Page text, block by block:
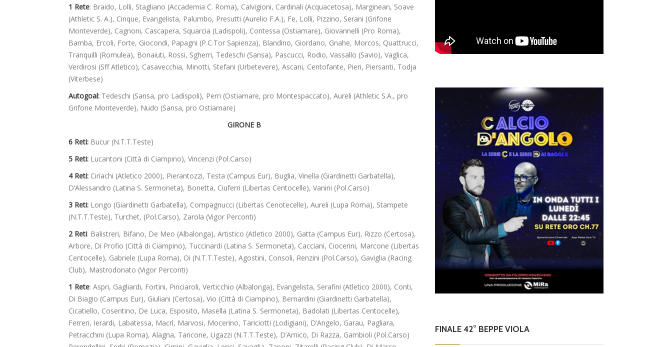
1 Rete: Braido, Lolli, Stagliano (Accademia C. Roma), Calvigioni, Cardinali (Acquacetosa), Marginean, Soave
(Athletic S. A.), Cinque, Evangelista, Palumbo, Presutti (Aurelio F.A.), Fe, Lolli, Pizzino, Serani (Grifone
Monteverde), Cagnoni, Cascapera, Squarcia (Ladispoli), Contessa (Ostiamare), Giovannelli (Pro Roma),
Bamba, Ercoli, Forte, Giocondi, Papagni (P.C.Tor Sapienza), Blandino, Giordano, Gnahe, Morcos, Quattrucci,
Tranquilli (Romulea), Bonaiuti, Rossi, Sgherri, Tedeschi (Sansa), Pascucci, Rodio, Vassallo (Savio), Vaglica,
Verdirosi (Sff Atletico), Casavecchia, Minotti, Stefani (Urbetevere), Ascani, Centofante, Pieri, Piersanti, Todja
(Viterbese)
Autogoal: Tedeschi (Sansa, pro Ladispoli), Perri (Ostiamare, pro Montespaccato), Aureli (Athletic S.A., pro
Grifone Monteverde), Nudo (Sansa, pro Ostiamare)
GIRONE B
6 Reti: Bucur (N.T.T.Teste)
5 Reti: Lucantoni (Città di Ciampino), Vincenzi (Pol.Carso)
4 Reti: Ciriachi (Atletico 2000), Pierantozzi, Testa (Campus Eur), Buglia, Vinella (Giardinetti Garbatella),
D’Alessandro (Latina S. Sermoneta), Bonetta, Ciuferri (Libertas Centocelle), Vanini (Pol.Carso)
3 Reti: Longo (Giardinetti Garbatella), Compagnucci (Libertas Cenotecelle), Aureli (Lupa Roma), Stampete
(N.T.T.Teste), Turchet, (Pol.Carso), Zarola (Vigor Perconti)
2 Reti: Balistreri, Bifano, De Meo (Albalonga), Artistico (Atletico 2000), Gatta (Campus Eur), Rizzo (Certosa),
Arbore, Di Profio (Città di Ciampino), Tuccinardi (Latina S. Sermoneta), Cacciani, Ciocerini, Marcone (Libertas
Centocelle), Gabriele (Lupa Roma), Oi (N.T.T.Teste), Agostini, Consoli, Renzini (Pol.Carso), Gaviglia (Racing
Club), Mastrodonato (Vigor Perconti)
1 Rete: Aspri, Gagliardi, Fortini, Pinciaroli, Verticchio (Albalonga), Evangelista, Serafini (Atletico 2000), Conti,
Di Biagio (Campus Eur), Giuliani (Certosa), Vio (Città di Ciampino), Bernardini (Giardinetti Garbatella),
Cicatiello, Cosentino, De Luca, Esposito, Masella (Latina S. Sermoneta), Badolati (Libertas Centocelle),
Ferreri, Ierardi, Labatessa, Macrì, Marvosi, Mocerino, Tariciotti (Lodigiani), D’Angelo, Garau, Pagliara,
Petracchini (Lupa Roma), Alagna, Taricone, Ugazzi (N.T.T.Teste), D’Amico, Di Razza, Gambioli (Pol.Carso)
FINALE 42° BEPPE VIOLA